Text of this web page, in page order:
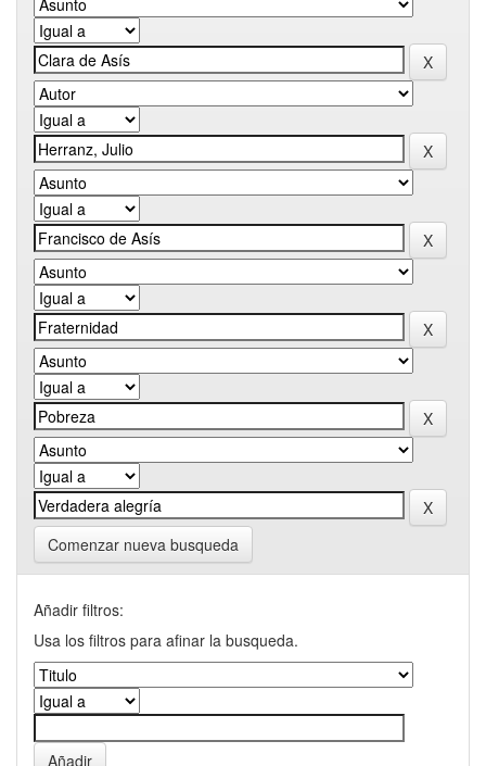
Comenzar nueva busqueda
Añadir filtros:
Usa los filtros para afinar la busqueda.